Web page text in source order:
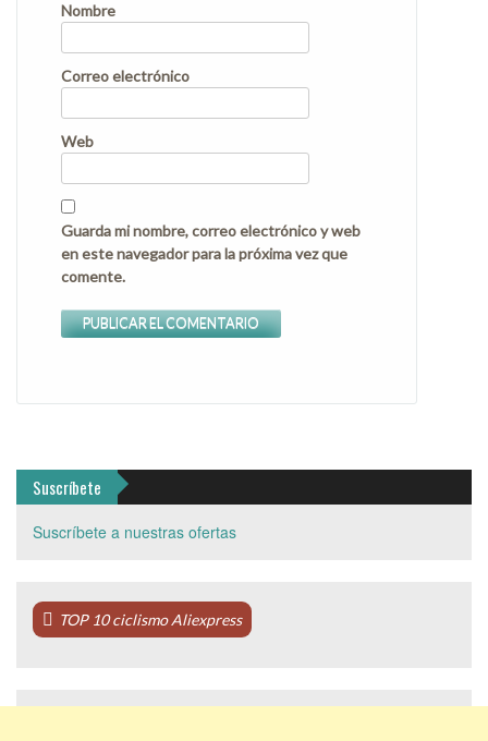
Nombre
Correo electrónico
Web
Guarda mi nombre, correo electrónico y web
en este navegador para la próxima vez que
comente.
Suscríbete
Suscríbete a nuestras ofertas
TOP 10 ciclismo Aliexpress